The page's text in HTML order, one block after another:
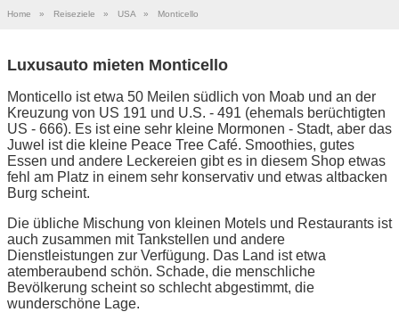
Home » Reiseziele » USA » Monticello
Luxusauto mieten Monticello
Monticello ist etwa 50 Meilen südlich von Moab und an der
Kreuzung von US 191 und U.S. - 491 (ehemals berüchtigten
US - 666). Es ist eine sehr kleine Mormonen - Stadt, aber das
Juwel ist die kleine Peace Tree Café. Smoothies, gutes
Essen und andere Leckereien gibt es in diesem Shop etwas
fehl am Platz in einem sehr konservativ und etwas altbacken
Burg scheint.
Die übliche Mischung von kleinen Motels und Restaurants ist
auch zusammen mit Tankstellen und andere
Dienstleistungen zur Verfügung. Das Land ist etwa
atemberaubend schön. Schade, die menschliche
Bevölkerung scheint so schlecht abgestimmt, die
wunderschöne Lage.